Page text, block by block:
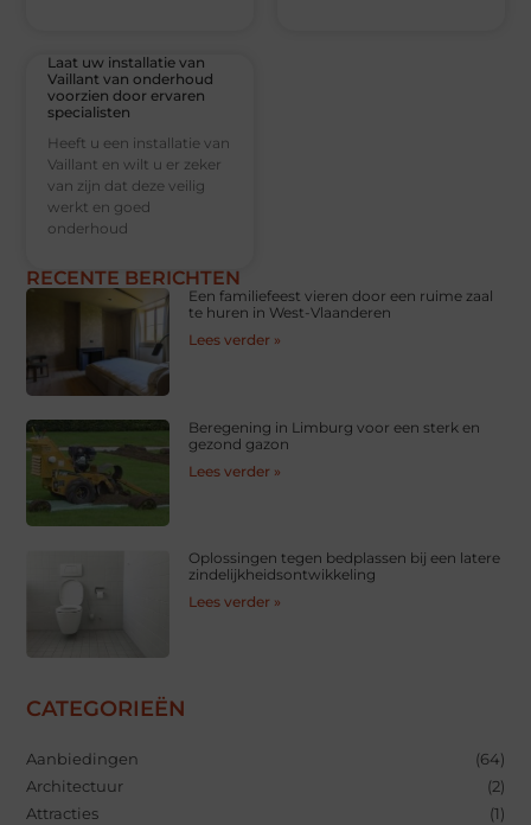
Laat uw installatie van
Vaillant van onderhoud
voorzien door ervaren
specialisten
Heeft u een installatie van
Vaillant en wilt u er zeker
van zijn dat deze veilig
werkt en goed
onderhoud
RECENTE BERICHTEN
Een familiefeest vieren door een ruime zaal
te huren in West-Vlaanderen
Lees verder »
Beregening in Limburg voor een sterk en
gezond gazon
Lees verder »
Oplossingen tegen bedplassen bij een latere
zindelijkheidsontwikkeling
Lees verder »
CATEGORIEËN
Aanbiedingen
(64)
Architectuur
(2)
Attracties
(1)